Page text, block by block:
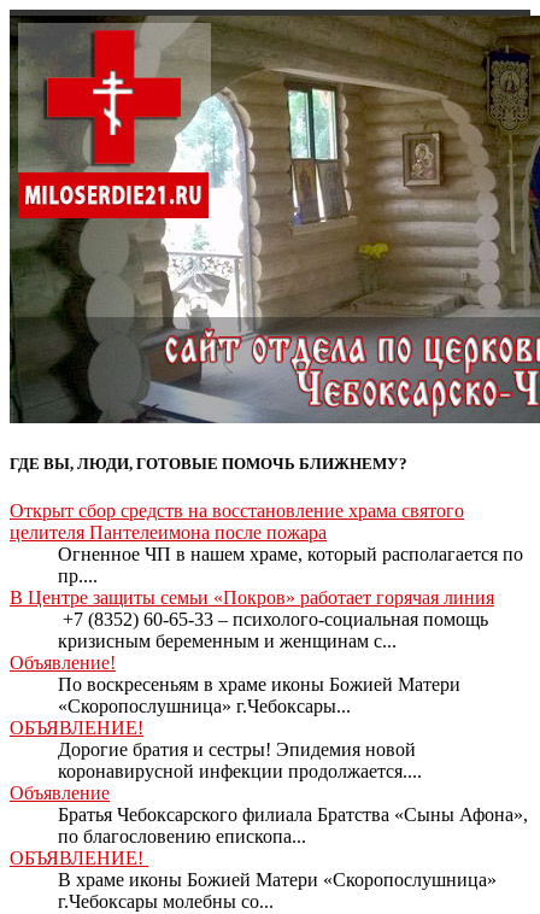
ГДЕ ВЫ, ЛЮДИ, ГОТОВЫЕ ПОМОЧЬ БЛИЖНЕМУ?
Открыт сбор средств на восстановление храма святого
целителя Пантелеимона после пожара
Огненное ЧП в нашем храме, который располагается по
пр....
В Центре защиты семьи «Покров» работает горячая линия
+7 (8352) 60-65-33 – психолого-социальная помощь
кризисным беременным и женщинам с...
Объявление!
По воскресеньям в храме иконы Божией Матери
«Скоропослушница» г.Чебоксары...
ОБЪЯВЛЕНИЕ!
Дорогие братия и сестры! Эпидемия новой
коронавирусной инфекции продолжается....
Объявление
Братья Чебоксарского филиала Братства «Сыны Афона»,
по благословению епископа...
ОБЪЯВЛЕНИЕ!
В храме иконы Божией Матери «Скоропослушница»
г.Чебоксары молебны со...